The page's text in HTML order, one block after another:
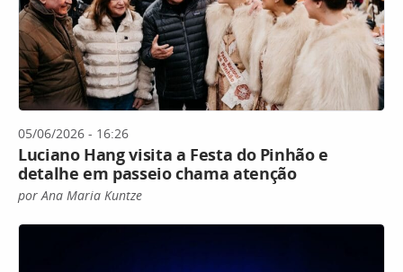
05/06/2026 - 16:26
Luciano Hang visita a Festa do Pinhão e
detalhe em passeio chama atenção
por Ana Maria Kuntze